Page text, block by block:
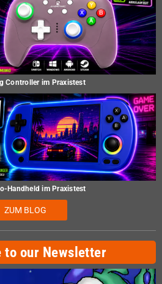
Controller im Praxistest
Handheld im Praxistest
ZUM BLOG
to our Newsletter